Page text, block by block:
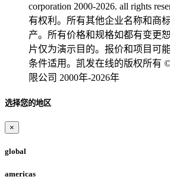
corporation 2000-2026. all rights
有权利。所有其他企业名称和商
产。所有价格和规格如都有变更
片仅为演示目的。报价和项目可
条件适用。凯发在线的版权所有
限公司 2000年-2026年
选择您的地区
×
global
americas